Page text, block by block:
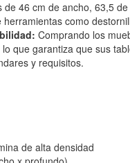
de 46 cm de ancho, 63,5
como
Comprando los
que garantiza que sus
y requisitos.
de alta densidad